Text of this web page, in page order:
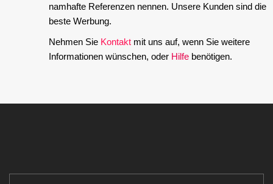
namhafte Referenzen nennen. Unsere Kunden sind die
beste Werbung.
Nehmen Sie Kontakt mit uns auf, wenn Sie weitere
Informationen wünschen, oder Hilfe benötigen.